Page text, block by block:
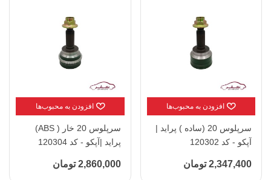
افزودن به محبوب‌ها
سرپلوس 20 (ساده ) پراید |
آپکو - کد 120302
2,347,400 تومان
افزودن به محبوب‌ها
سرپلوس 20 خار ( ABS)
پراید |آپکو - کد 120304
2,860,000 تومان